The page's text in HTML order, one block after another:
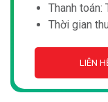
Thanh toán:
Thời gian
LIÊN